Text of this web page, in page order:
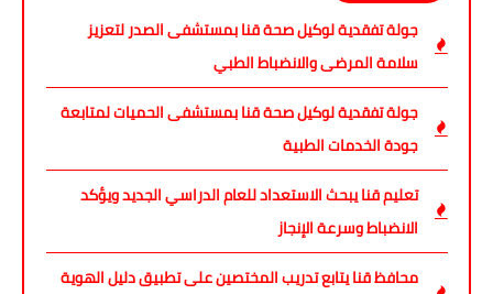
جولة تفقدية لوكيل صحة قنا بمستشفى الصدر لتعزيز
سلامة المرضى والانضباط الطبي
جولة تفقدية لوكيل صحة قنا بمستشفى الحميات لمتابعة
جودة الخدمات الطبية
تعليم قنا يبحث الاستعداد للعام الدراسي الجديد ويؤكد
الانضباط وسرعة الإنجاز
محافظ قنا يتابع تدريب المختصين على تطبيق دليل الهوية